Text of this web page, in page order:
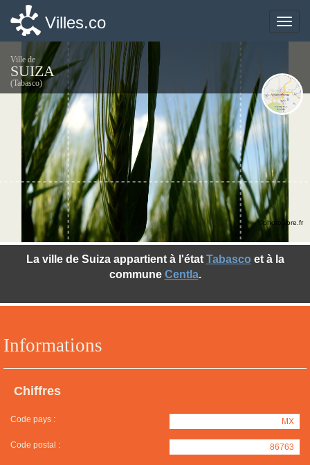
Toggle
Villes.co
Ville de
SUIZA
(Tabasco)
Informations
Chiffres
Code pays : MX
Code postal : 86763
La ville de Suiza appartient à l'état Tabasco et à la
commune Centla.
©photo-libre.fr
Toggle
Villes.co